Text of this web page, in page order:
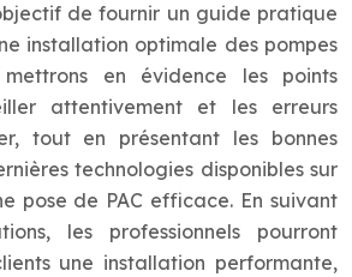
de fournir un guide pratique
installation optimale des pompes
en évidence les points
attentivement et les erreurs
tout en présentant les bonnes
technologies disponibles sur
pose de PAC efficace. En suivant
les professionnels pourront
une installation performante,